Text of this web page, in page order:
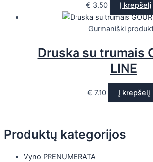
Produktų kategorijos
Vyno PRENUMERATA
€ 3.50 Į krepšelį
Gurmaniški
Druska su trumais
LINE
€ 7.10 Į krepšelį